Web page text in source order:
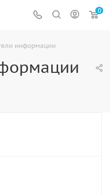
0
информации